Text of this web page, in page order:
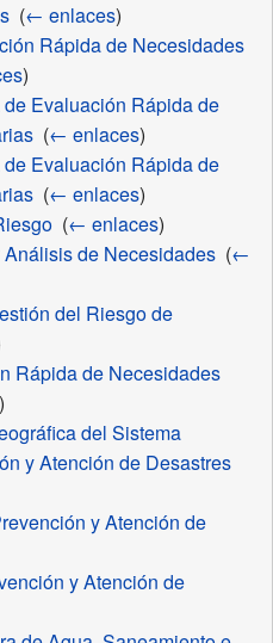
‎ (← enlaces)
Rápida de Necesidades
)
Evaluación Rápida de
‎ (← enlaces)
Evaluación Rápida de
‎ (← enlaces)
‎ (← enlaces)
de Necesidades‎ (←
del Riesgo de
Rápida de Necesidades
del Sistema
y Atención de Desastres‎
y Atención de
y Atención de